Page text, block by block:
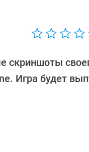
скриншоты
Игра будет